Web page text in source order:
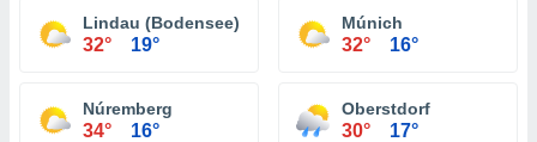
Lindau (Bodensee)
32° 19°
Múnich
32° 16°
Núremberg
34° 16°
Oberstdorf
30° 17°